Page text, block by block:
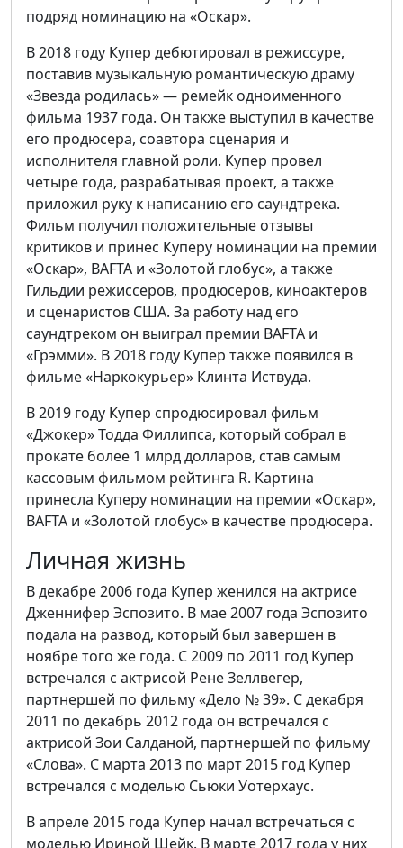
подряд номинацию на «Оскар».
В 2018 году Купер дебютировал в режиссуре,
поставив музыкальную романтическую драму
«Звезда родилась» — ремейк одноименного
фильма 1937 года. Он также выступил в качестве
его продюсера, соавтора сценария и
исполнителя главной роли. Купер провел
четыре года, разрабатывая проект, а также
приложил руку к написанию его саундтрека.
Фильм получил положительные отзывы
критиков и принес Куперу номинации на премии
«Оскар», BAFTA и «Золотой глобус», а также
Гильдии режиссеров, продюсеров, киноактеров
и сценаристов США. За работу над его
саундтреком он выиграл премии BAFTA и
«Грэмми». В 2018 году Купер также появился в
фильме «Наркокурьер» Клинта Иствуда.
В 2019 году Купер спродюсировал фильм
«Джокер» Тодда Филлипса, который собрал в
прокате более 1 млрд долларов, став самым
кассовым фильмом рейтинга R. Картина
принесла Куперу номинации на премии «Оскар»,
BAFTA и «Золотой глобус» в качестве продюсера.
Личная жизнь
В декабре 2006 года Купер женился на актрисе
Дженнифер Эспозито. В мае 2007 года Эспозито
подала на развод, который был завершен в
ноябре того же года. С 2009 по 2011 год Купер
встречался с актрисой Рене Зеллвегер,
партнершей по фильму «Дело № 39». С декабря
2011 по декабрь 2012 года он встречался с
актрисой Зои Салданой, партнершей по фильму
«Слова». С марта 2013 по март 2015 год Купер
встречался с моделью Сьюки Уотерхаус.
В апреле 2015 года Купер начал встречаться с
моделью Ириной Шейк. В марте 2017 года у них